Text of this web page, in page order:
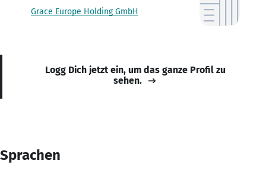
Grace Europe Holding GmbH
Logg Dich jetzt ein, um das ganze Profil zu
sehen.
Sprachen